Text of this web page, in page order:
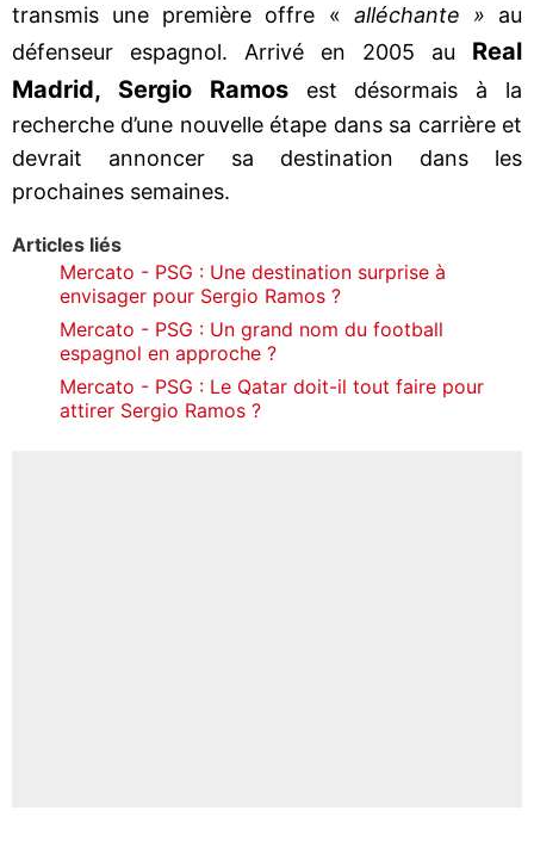
transmis une première offre « alléchante » au
défenseur espagnol. Arrivé en 2005 au Real
Madrid, Sergio Ramosest désormais à la
recherche d’une nouvelle étape dans sa carrière et
devrait annoncer sa destination dans les
prochaines semaines.
Articles liés
Mercato - PSG : Une destination surprise à
envisager pour Sergio Ramos ?
Mercato - PSG : Un grand nom du football
espagnol en approche ?
Mercato - PSG : Le Qatar doit-il tout faire pour
attirer Sergio Ramos ?